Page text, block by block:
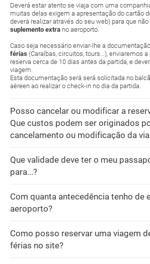
Deverá estar atento se viaja com uma
muitas delas exigem a apresentação do cartão
deverá realizar através do seu web) para que
suplemento extra no aeroporto.
Caso seja necessário enviar-lhe a
férias (Caraíbas, circuitos, tours...), enviaremos
reserva cerca de 10 dias antes da partida, e
viagem.
Esta documentação será será solicitada no
aéreen ao realizar o check-in no dia da partida.
Posso cancelar ou modificar a
Que custos podem ser originados
cancelamento ou modificação da
Que validade deve ter o meu
para...?
Com quanta antecedência tenho de
aeroporto?
Como posso reservar uma viagem
férias no site?